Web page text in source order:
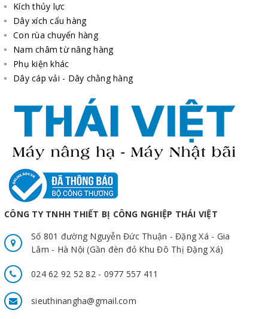
Kích thủy lực
Dây xích cẩu hàng
Con rùa chuyển hàng
Nam châm từ nâng hàng
Phụ kiện khác
Dây cáp vải - Dây chằng hàng
CÔNG TY TNHH THIẾT BỊ CÔNG NGHIỆP THÁI VIỆT
Số 801 đường Nguyễn Đức Thuận - Đặng Xá - Gia
Lâm - Hà Nội (Gần đèn đỏ Khu Đô Thị Đặng Xá)
024 62 92 52 82 - 0977 557 411
sieuthinangha@gmail.com